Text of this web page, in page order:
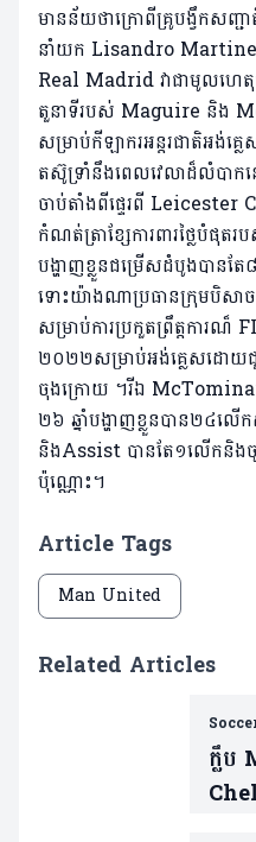
មានន័យថាក្រោពីគ្រូបង្វឹកសញ្
នាំយក Lisandro
Real Madrid វាជាមូលហេ
តួនាទីរបស់ Maguire និង
សម្រាប់កីឡាករអន្តរជាតិអង់គ្
តស៊ូទ្រាំនឹងពេលវេលាដ៏លំប
ចាប់តាំងពីផ្ទេរពី Leicester
កំណត់ត្រាខ្សែការពារថ្លៃបំ
បង្ហាញខ្លួនជម្រើសដំបូងបានត
ទោះយ៉ាងណាប្រធានក្រុមបិសា
សម្រាប់ការប្រកួតព្រឹត្តការ
២០២២សម្រាប់អង់គ្លេសដោ
ចុងក្រោយ ។រីឯ
២៦ ឆ្នាំបង្ហាញខ្លួនបាន២៤ល
និងAssist បានតែ១លើកនិង
ប៉ុណ្ណោះ។
Article Tags
Man United
Related Articles
ក្លឹ